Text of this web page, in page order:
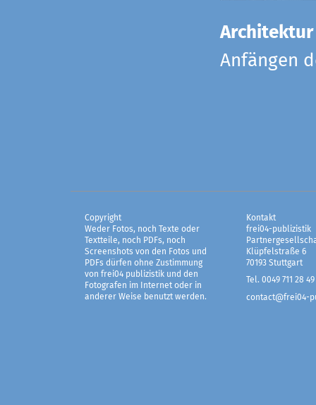
Anfängen
Copyright
Weder Fotos, noch Texte oder
Textteile, noch PDFs, noch
Screenshots von den Fotos und
PDFs dürfen ohne Zustimmung
von frei04 publizistik und den
Fotografen im Internet oder in
anderer Weise benutzt werden.
Kontakt
frei04-publizistik
Klüpfelstraße 6
70193 Stuttgart
Tel. 0049 711 28 49
contact@frei04-